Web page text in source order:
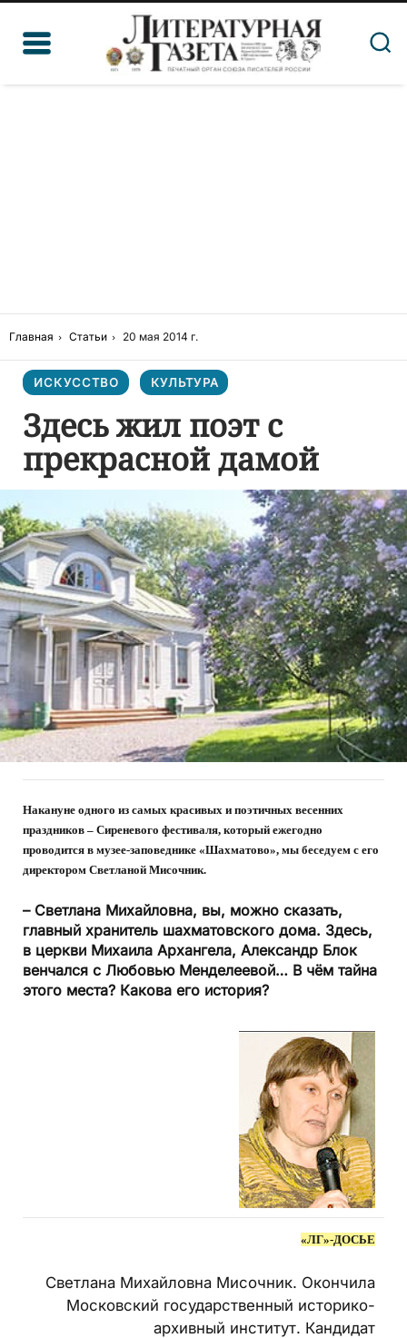
Главная Статьи 20 мая 2014 г.
ИСКУССТВО КУЛЬТУРА
Здесь жил поэт с
прекрасной дамой
Накануне одного из самых красивых и поэтичных весенних
праздников – Сиреневого фестиваля, который ежегодно
проводится в музее-заповеднике «Шахматово», мы беседуем с его
директором Светланой Мисочник.
– Светлана Михайловна, вы, можно сказать,
главный хранитель шахматовского дома. Здесь,
в церкви Михаила Архангела, Александр Блок
венчался с Любовью Менделеевой… В чём тайна
этого места? Какова его история?
«ЛГ»-ДОСЬЕ
Светлана Михайловна Мисочник. Окончила
Московский государственный историко-
архивный институт. Кандидат